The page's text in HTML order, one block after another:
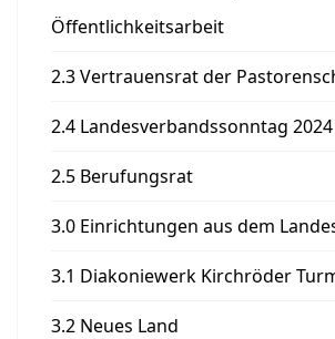
Öffentlichkeitsarbeit
2.3 Vertrauensrat der
2.4 Landesverbandssonntag 2024
2.5 Berufungsrat
3.0 Einrichtungen aus dem
3.1 Diakoniewerk Kirchröder
3.2 Neues Land